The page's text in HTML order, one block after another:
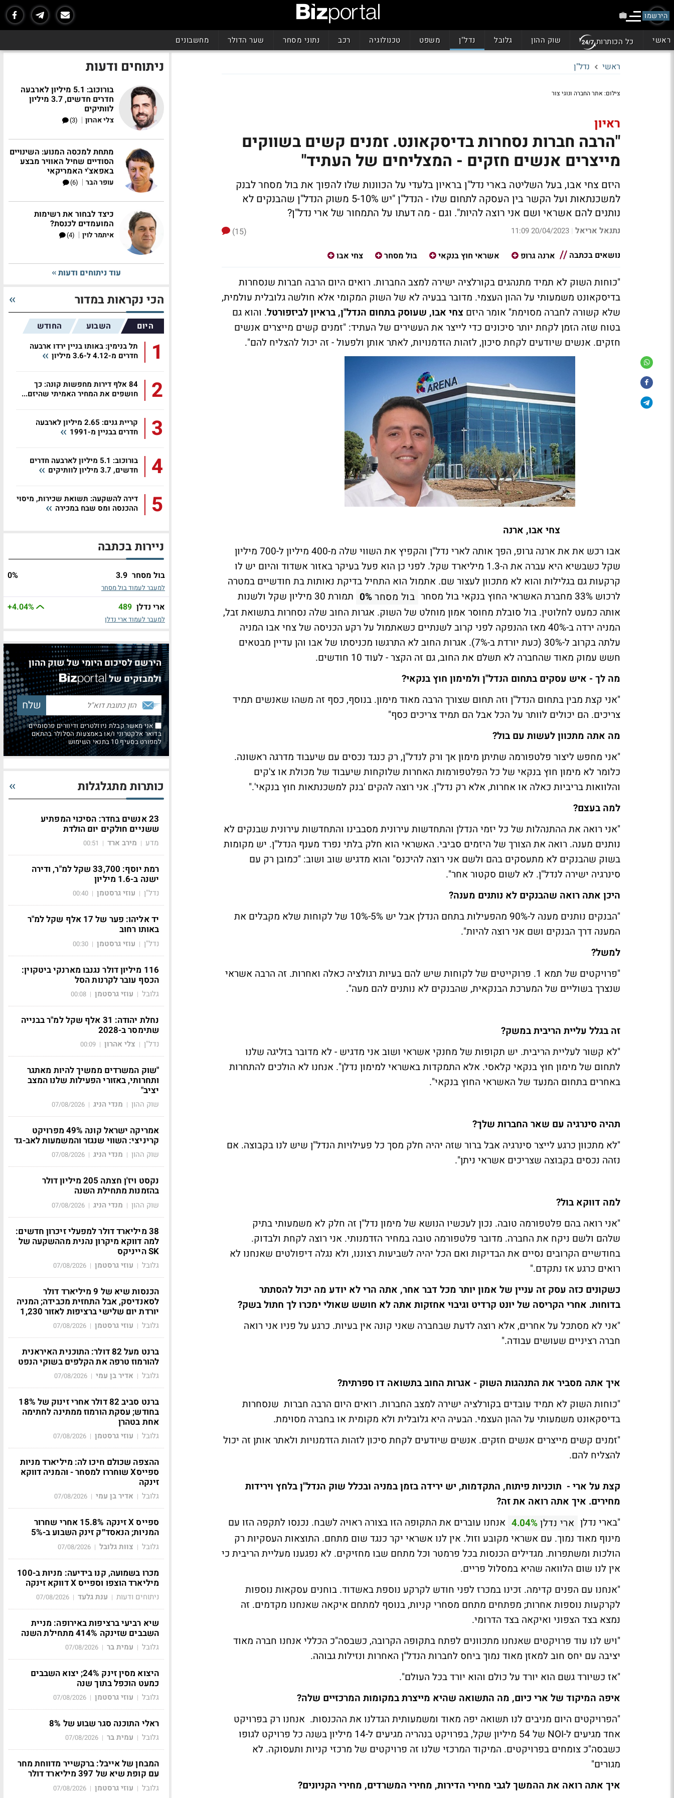
הירשמו
ראשי כל הכותרות שוק ההון גלובל נדל"ן משפט טכנולוגיה רכב נתוני מסחר שער הדולר מחשבונים
ראשי נדל"ן
צילום: אתר החברה ונוגי צור
ראיון
"הרבה חברות נסחרות בדיסקאונט. זמנים קשים בשווקים
מייצרים אנשים חזקים - המצליחים של העתיד"
היזם צחי אבו, בעל השליטה בארי נדל"ן בראיון בלעדי על הכוונות שלו להפוך את בול מסחר לבנק
למשכנתאות ועל הקשר בין העסקה לתחום שלו - הנדל"ן "יש 5-10% משוק הנדל"ן שהבנקים לא
נותנים להם אשראי ושם אני רוצה להיות". וגם - מה דעתו על התמחור של ארי נדל"ן?
נתנאל אריאל |
20/04/2023 11:09
(15)
נושאים בכתבה
ארנה גרופ אשראי חוץ בנקאי בול מסחר צחי אבו
"כוחות השוק לא תמיד מתנהגים בקורלציה ישירה למצב החברות. רואים היום הרבה חברות שנסחרות
בדיסקאונט משמעותי על ההון העצמי. מדובר בבעיה לא של השוק המקומי אלא חולשה גלובלית עולמית,
שלא קשורה לחברה מסוימת" אומר היזם צחי אבו, שעוסק בתחום הנדל"ן, בראיון לביזפורטל. והוא גם
בטוח שזה הזמן לקחת יותר סיכונים כדי לייצר את העשירים של העתיד: "זמנים קשים מייצרים אנשים
חזקים. אנשים שיודעים לקחת סיכון, לזהות הזדמנויות, לאתר אותן ולפעול - זה יכול להצליח להם".
צחי אבו, ארנה
אבו רכש את את ארנה גרופ, הפך אותה לארי נדל"ן והקפיץ את השווי שלה מ-400 מיליון ל-700 מיליון
שקל כשבשיא היא עברה את ה-1.3 מיליארד שקל. לפני כן הוא פעל בעיקר באזור אשדוד והיום יש לו
קרקעות גם בגלילות והוא לא מתכוון לעצור שם. אתמול הוא התחיל בדיקת נאותות בת חודשיים במטרה
לרכוש 33% מחברת האשראי החוץ בנקאי בול מסחר
בול מסחר0%
תמורת 30 מיליון שקל ולשנות
אותה כמעט לחלוטין. בול סובלת מחוסר אמון מוחלט של השוק. אגרות החוב שלה נסחרות בתשואת זבל,
המניה ירדה ב-40% מאז ההנפקה לפני קרוב לשנתיים כשאתמול על רקע הכניסה של צחי אבו המניה
עלתה בקרוב ל-30% (כעת יורדת ב-7%). אגרות החוב לא התרגשו מכניסתו של אבו והן עדיין מבטאים
חשש עמוק מאוד שהחברה לא תשלם את החוב, גם זה הקצר - לעוד 10 חודשים.
מה לך - איש עסקים בתחום הנדל"ן ולמימון חוץ בנקאי?
"אני קצת מבין בתחום הנדל"ן וזה תחום שצורך הרבה מאוד מימון. בנוסף, כסף זה משהו שאנשים תמיד
צריכים. הם יכולים לוותר על הכל אבל הם תמיד צריכים כסף"
מה אתה מתכוון לעשות עם בול?
"אני מחפש ליצור פלטפורמה שתיתן מימון אך ורק לנדל"ן, רק כנגד נכסים עם שיעבוד מדרגה ראשונה.
כלומר לא מימון חוץ בנקאי של כל הפלטפורמות האחרות שלוקחות שיעבוד של מכולת או צ'קים
והלוואות בריביות כאלה או אחרות, אלא רק נדל"ן. אני רוצה להקים 'בנק למשכנתאות חוץ בנקאי'."
למה בעצם?
"אני רואה את ההתנהלות של כל יזמי הנדלן והתחדשות עירונית מסבבינו והתחדשות עירונית שבנקים לא
נותנים מענה. רואה את הצורך של היזמים סביבי. האשראי הוא חלק בלתי נפרד מענף הנדל"ן. יש מקומות
בשוק שהבנקים לא מתעסקים בהם ולשם אני רוצה להיכנס" והוא מדגיש שוב ושוב: "כמובן רק עם
סינרגיה ישירה לנדל"ן. לא לשום סקטור אחר".
היכן אתה רואה שהבנקים לא נותנים מענה?
"הבנקים נותנים מענה ל-90% מהפעילות בתחם הנדלן אבל יש 5%-10% של לקוחות שלא מקבלים את
המענה דרך הבנקים ושם אני רוצה להיות".
למשל?
"פרויקטים של תמא 1. פרוקייטים של לקוחות שיש להם בעיות רגולציה כאלה ואחרות. זה הרבה אשראי
שנצרך בשוליים של המערכת הבנקאית, שהבנקים לא נותנים להם מעה".
זה בגלל עליית הריבית במשק?
"לא קשור לעליית הריבית. יש תקופות של מחנקי אשראי ושוב אני מדגיש - לא מדובר בזליגה שלנו
לתחום של מימון חוץ בנקאי קלאסי. אלא התמקדות באשראי למימון נדלן". אנחנו לא הולכים להתחרות
באחרים בתחום המנעד של האשראי החוץ בנקאי".
תהיה סינרגיה עם שאר החברות שלך?
"לא מתכוון כרגע לייצר סינרגיה אבל ברור שזה יהיה חלק מסך כל פעילויות הנדל"ן שיש לנו בקבוצה. אם
נזהה נכסים בקבוצה שצריכים אשראי ניתן".
למה דווקא בול?
"אני רואה בהם פלטפורמה טובה. נכון לעכשיו הנושא של מימון נדל"ן זה חלק לא משמעותי בתיק
שלהם ולשם ניקח את החברה. מדובר פלטפורמה טובה במחיר הזדמנותי. אני רוצה לקחת ולבדוק.
בחודשיים הקרובים נסיים את הבדיקות ואם הכל יהיה לשביעות רצוננו, ולא נגלה דיפולטים שאנחנו לא
רואים כרגע אז נתקדם."
כשקונים כזה עסק זה עניין של אמון יותר מכל דבר אחר, אתה הרי לא יודע מה יכול להסתתר
בדוחות. אחרי הקריסה של יונט קרדיט וגיבוי אחזקות אתה לא חושש שאולי ימכרו לך חתול בשק?
"אני לא מסתכל על אחרים, אלא רוצה לדעת שבחברה שאני קונה אין בעיות. כרגע על פניו אני רואה
חברה רציניים שעושים עבודה."
איך אתה מסביר את התנהגות השוק - אגרות החוב בתשואה דו ספרתית?
"כוחות השוק לא תמיד עובדים בקורלציה ישירה למצב החברות. רואים היום הרבה חברות שנסחרות
בדיסקאונט משמעותי על ההון העצמי. הבעיה היא גלובלית ולא מקומית או בחברה מסוימת.
"זמנים קשים מייצרים אנשים חזקים. אנשים שיודעים לקחת סיכון לזהות הזדמנויות ולאתר אותן זה יכול
להצליח להם.
קצת על ארי - תוכניות פיתוח, התקדמות, יש ירידה בזמן במניה ובכלל שוק הנדל"ן בלחץ וירידות
מחירים. איך אתה רואה את זה?
"בארי נדלן ארי נדלן4.04% אנחנו עוברים את התקופה הזו בצורה ראויה לשבח. נכנסו לתקפה הזו עם
מינוף מאוד נמוך. עם אשראי מקובע וזול. אין לנו אשראי יקר כנגד שום מתחם. התוצאות העסקיות רק
הולכות ומשתפרות. מגדילים הכנסות בכל פרמטר וכל מתחם שבו מחזיקים. לא נפגענו מעליית הריבית כי
אין לנו שום הלוואה שהיא במסלול פריים.
"אנחנו עם הפנים קדימה. זכינו במכרז לפני חודש לקרקע נוספת באשדוד. בוחנים עסקאות נוספות
לקרקעות נוספות אחרות; מפתחים מתחם מסחרי קניות, בנוסף למתחם איקאה שאנחנו מקדמים. זה
נמצא בצד הצפוני ואיקאה בצד הדרומי.
"ויש לנו עוד פרויקטים שאנחנו מתכוונים לפתח בתקופה הקרובה, כשבסה"כ הכללי אנחנו חברה מאוד
יציבה עם יחס חוב למאזן מאוד נמוך ביחס לחברות הנדל"ן האחרות ונזילות גבוהה.
"אז כשיורד גשם הוא יורד על כולם והוא יורד בכל העולם".
איפה המיקוד של ארי כיום, מה התשואה שהיא מייצרת במקומות המרכזיים שלה?
"הפרויקטים היום מניבים לנו תשואה יפה מאוד ומשמעותית הגדלנו את ההכנסות. אנחנו רק בפרויקט
אחד מגיעים ל-NOI של 54 מיליון שקל, בפרויקט בנהריה מגיעים ל-14 מיליון בשנה כל פרויקט לגופו
כשבסה"כ צומחים בפרויקטים. המיקוד המרכזי שלנו זה פרויקטים של מרכזי קניות ותעסוקה. לא
מגורים"
איך אתה רואה את ההמשך לגבי מחירי הדירות, מחירי המשרדים, מחירי הקניונים?
ניתוחים ודעות
בורוכוב: 5.1 מיליון לארבעה
חדרים חדשים, 3.7 מיליון
לוותיקים
צלי אהרון |
(3)
מתחת למכסה המנוע: השינויים
הסודיים שחיל האוויר מבצע
באפאצ'י האמריקאי
עופר הבר |
(6)
כיצד לבחור את רשימות
המועמדים לכנסת?
איתמר לוין |
(4)
עוד ניתוחים ודעות
הכי נקראות במדור
היום השבוע החודש
1
תל בנימין: באותו בניין ירדו ארבעה
חדרים מ-4.12 ל-3.6 מיליון
2
84 אלף דירות מחפשות קונה: כך
חושפים את המחיר האמיתי שהיזם...
3
קריית גנים: 2.65 מיליון לארבעה
חדרים בבניין מ-1991
4
בורוכוב: 5.1 מיליון לארבעה חדרים
חדשים, 3.7 מיליון לוותיקים
5
דירה להשקעה: תשואת שכירות, מיסוי
ההכנסה ומס שבח במכירה
ניירות בכתבה
בול מסחר 3.9
0%
למעבר לעמוד בול מסחר
ארי נדלן 489
+4.04%
למעבר לעמוד ארי נדלן
הירשם לסיכום היומי של שוק ההון
ולמבזקים של
אני מאשר קבלת ניוזלטרים ודיוורים פרסומיים
בדואר אלקטרוני ו/או באמצעות הסלולר בהתאם
למפורט בסעיף 10 בתנאי השימוש
כותרות מתגלגלות
23 אנשים בחדר: הסיכוי המפתיע
ששניים חולקים יום הולדת
מדע | מירב ארד |
00:51
רמת יוסף: 33,700 שקל למ"ר, ודירה
ישנה ב-1.6 מיליון
נדל"ן | עוזי גרסטמן |
00:40
יד אליהו: פער של 17 אלף שקל למ"ר
באותו רחוב
נדל"ן | עוזי גרסטמן |
00:30
116 מיליון דולר נגנבו מארנקי ביטקוין:
הכסף עובר לקרנות הסל
גלובל | עוזי גרסטמן |
00:08
נחלת יהודה: 31 אלף שקל למ"ר בבנייה
שתימסר ב-2028
נדל"ן | צלי אהרון |
00:09
"שוק המשרדים ממשיך להיות מאתגר
ותחרותי, באזורי הפעילות שלנו המצב
יציב"
שוק ההון | מנדי הניג |
07/08/2026
אמריקה ישראל קונה 49% מפרויקט
קריניצי: השווי שנגזר והמשמעות לאב-גד
שוק ההון | מנדי הניג |
07/08/2026
נקסט ויז'ן חצתה 205 מיליון דולר
בהזמנות מתחילת השנה
שוק ההון | מנדי הניג |
07/08/2026
38 מיליארד דולר למפעלי זיכרון חדשים:
למה דווקא מיקרון נהנית מההשקעה של
SK הייניקס
גלובל | עוזי גרסטמן |
07/08/2026
הכנסות שיא של 9 מיליארד דולר
לסאנדיסק, אבל התחזית מכבידה; המניה
יורדת יום שלישי ברציפות לאזור 1,230
גלובל | עוזי גרסטמן |
07/08/2026
ברנט מעל 82 דולר: התוכנית האיראנית
להורמוז טרפה את הקלפים בשוקי הנפט
גלובל | אדיר בן עמי |
07/08/2026
ברנט סביב 82 דולר אחרי זינוק של 18%
בחודש; עסקת הורמוז ממתינה לחתימה
אחת בטהרן
גלובל | עוזי גרסטמן |
07/08/2026
ההצפה שכולם חיכו לה: מיליארד מניות
ספייסX שוחררו למסחר - והמניה דווקא
זינקה
גלובל | אדיר בן עמי |
07/08/2026
ספייס X זינקה 15.8% אחרי שחרור
המניות; הנאסד״ק זינק השבוע ב-5%
גלובל | צוות גלובל |
07/08/2026
מכרו בשמועה, קנו בידיעה: מניות ב-100
מיליארד הוצפו וספייס X דווקא זינקה
ניתוחים ודעות | ענת גלעד |
07/08/2026
שיא רביעי ברציפות באירופה: מניית
השבבים שזינקה 414% מתחילת השנה
גלובל | עמית בר |
07/08/2026
היצוא מסין זינק 24%; יצוא השבבים
כמעט הוכפל בתוך שנה
גלובל | עוזי גרסטמן |
07/08/2026
ראלי התוכנה סגר שבוע של 8%
גלובל | עמית בר |
07/08/2026
המבחן של אייבל: ברקשייר מדווחת מחר
עם קופת שיא של 397 מיליארד דולר
גלובל | עוזי גרסטמן |
07/08/2026